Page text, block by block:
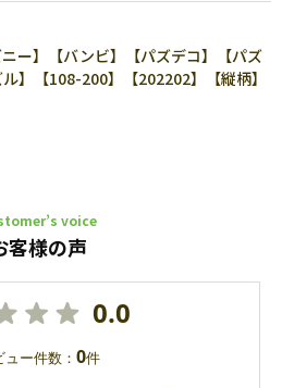
ニー】【バンビ】【パズデコ】【パズ
】【108-200】【202202】【縦柄】
voice
客様の声
0.0
ュー件数： 0件